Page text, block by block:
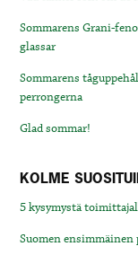
Sommarens Grani-
glassar
Sommarens
perrongerna
Glad sommar!
KOLME
5 kysymystä
Suomen